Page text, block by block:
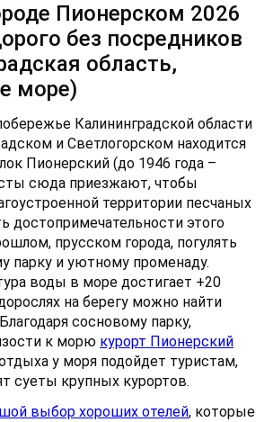
Пионерском 2026
без посредников
область,
море)
Калининградской области
и Светлогорском находится
Пионерский (до 1946 года –
сюда приезжают, чтобы
территории песчаных
достопримечательности этого
прусском города, погулять
парку и уютному променаду.
воды в море достигает +20
на берегу можно найти
сосновому парку,
к морю курорт Пионерский
у моря подойдет туристам,
суеты крупных курортов.
выбор хороших отелей, которые